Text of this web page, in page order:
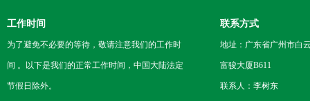
工作时间
为了避免不必要的等待，敬请注意我们的工作时
间 。以下是我们的正常工作时间，中国大陆法定
节假日除外。
联系方式
地址：广东省广州市白
富骏大厦B611
联系人：李树东